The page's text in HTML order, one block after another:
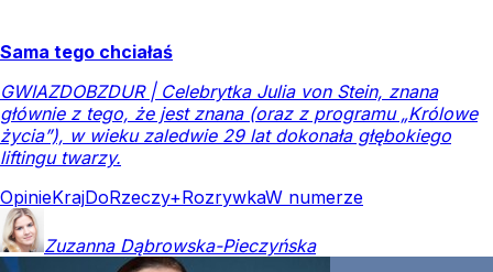
Sama tego chciałaś
GWIAZDOBZDUR | Celebrytka Julia von Stein, znana
głównie z tego, że jest znana (oraz z programu „Królowe
życia”), w wieku zaledwie 29 lat dokonała głębokiego
liftingu twarzy.
OpinieKrajDoRzeczy+RozrywkaW numerze
Zuzanna Dąbrowska-Pieczyńska